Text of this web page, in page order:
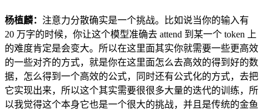
杨植麟： 注意力分散确实是一个挑战。比如说当你的输入有
20 万字的时候，你让这个模型准确去 attend 到某一个 token 上
的难度肯定是会变大。所以在这里面其实你就需要一些更高效
的一些对齐的方式，就是你在这里面怎么去高效的得到好的数
据，怎么得到一个高效的公式，同时还有公式化的方式，去把
它实现出来，所以这个其实需要很很多大量的迭代的训练，所
以我觉得这个本身它也是一个很大的挑战，并且是传统的金鱼